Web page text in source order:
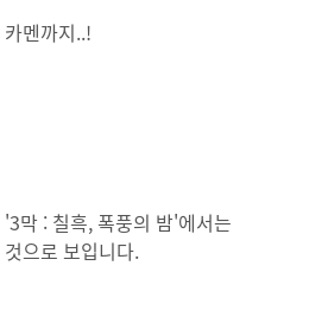
멘까지..!
막 : 칠흑, 폭풍의 밤'에서는
으로 보입니다.